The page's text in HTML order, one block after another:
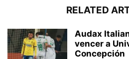
RELATED
Audax
vencer a
Concepción